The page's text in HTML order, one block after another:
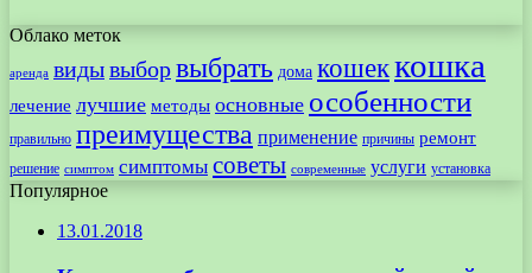
Облако меток
аренда видывыборвыбрать дома кошеккошка
лечение лучшие методы основные особенности
правильно преимущества применение причины ремонт
решение симптом симптомы советы современные услуги установка
Популярное
13.01.2018